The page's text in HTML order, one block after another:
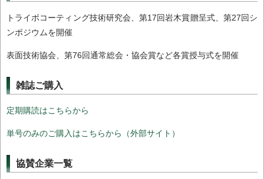
トライボコーティング技術研究会、第17回岩木賞贈呈式、第27回シ
ンポジウムを開催
表面技術協会、第76回通常総会・協会賞など各賞授与式を開催
雑誌ご購入
定期購読はこちらから
単号のみのご購入はこちらから（外部サイト）
協賛企業一覧